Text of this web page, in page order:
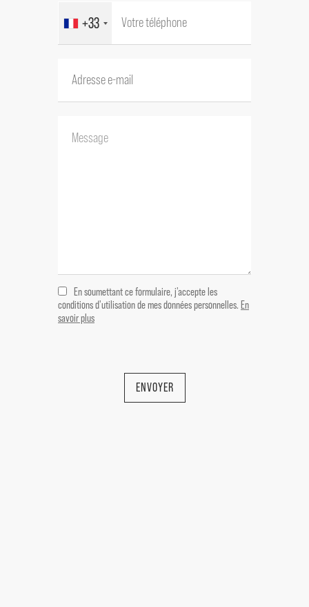
+33
En soumettant ce formulaire, j'accepte les
conditions d'utilisation de mes données personnelles. En
savoir plus
ENVOYER